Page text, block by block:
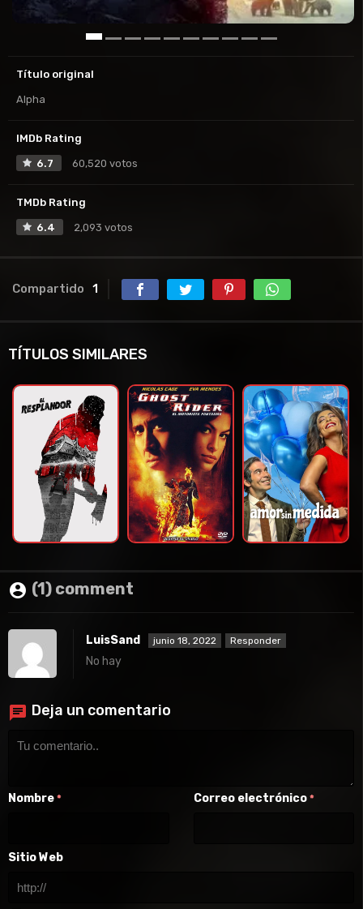
Título original
Alpha
IMDb Rating
6.7 60,520 votos
TMDb Rating
6.4 2,093 votos
Compartido 1
TÍTULOS SIMILARES
(1) comment
LuisSand junio 18, 2022 Responder
No hay
Deja un comentario
Nombre * Correo electrónico *
Sitio Web